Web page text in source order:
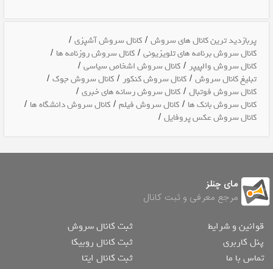
پربازدید ترین کانال های سروش /کانال سروش آشپزی /
کانال سروش برنامه های تلویزیونی /کانال سروش روزنامه ها /
کانال سروش والپیپر /کانال سروش اشخاص سیاسی /
تبلیغ کانال سروش /کانال سروش کنکور /کانال سروش جوک /
کانال سروش فوتبال /کانال سروش رسانه های خبری /
کانال سروش بانک ها /کانال سروش فیلم /کانال سروش دانشگاه ها /
کانال سروش عکس پروفایل /
مای چنلز
مرجع معرفی و ثبت کانال
قوانین و شرایط
پنل کاربری
تماس با ما
ثبت کانال سروش
ثبت کانال روبیکا
ثبت کانال ایتا